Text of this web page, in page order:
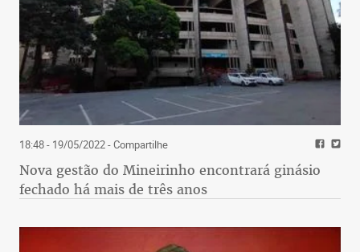
18:48 - 19/05/2022- Compartilhe
Nova gestão do Mineirinho encontrará ginásio
fechado há mais de três anos